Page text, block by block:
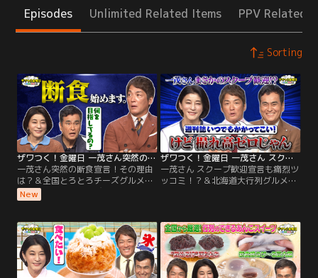
Episodes Unlimited Related Items PPV Related
Sorting
ザワつく！金曜日 一茂さん突然の断食宣言！その理由は？＆全国とろとろチーズグルメをかけてダーツ対決再び！（2026/07/31放送分）
一茂さん突然の断食宣言！その理由
は？＆全国とろとろチーズグルメを
かけてダーツ対決再び！／※都合
上、一部映像をご覧いただけない場
今回は、丸鶏を10時間煮込んだ究極
の薬膳鍋が登場！その絶品グルメを
前に、なんと一茂が、健康のため
に“ある過酷な決断”をしたことを告
白！
New
ザワつく！金曜日 一茂さん スクープ歓迎宣言も痛烈ツッコミ！？＆北海道大行列グルメをかけてダーツ対決（2026/07/24放送分）
一茂さん スクープ歓迎宣言も痛烈ツ
ッコミ！？＆北海道大行列グルメを
わりクイズ】 精密部品メーカーが15
年の歳月をかけて生み出した“ある
モノ”や、 希少な素材を使い、数万
本に1本の品質を追求する“ある道
具”の製造工程で クイズを出題！